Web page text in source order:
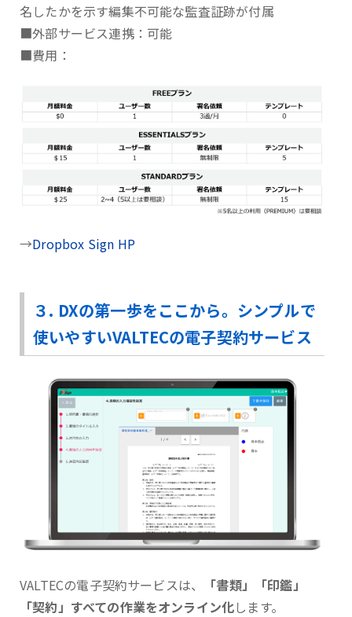
名したかを示す編集不可能な監査証跡が付属
■外部サービス連携：可能
■費用：
→Dropbox Sign HP
３. DXの第一歩をここから。シンプルで
使いやすいVALTECの電子契約サービス
VALTECの電子契約サービスは、
「書類」「印鑑」
「契約」すべての作業をオンライン化します。